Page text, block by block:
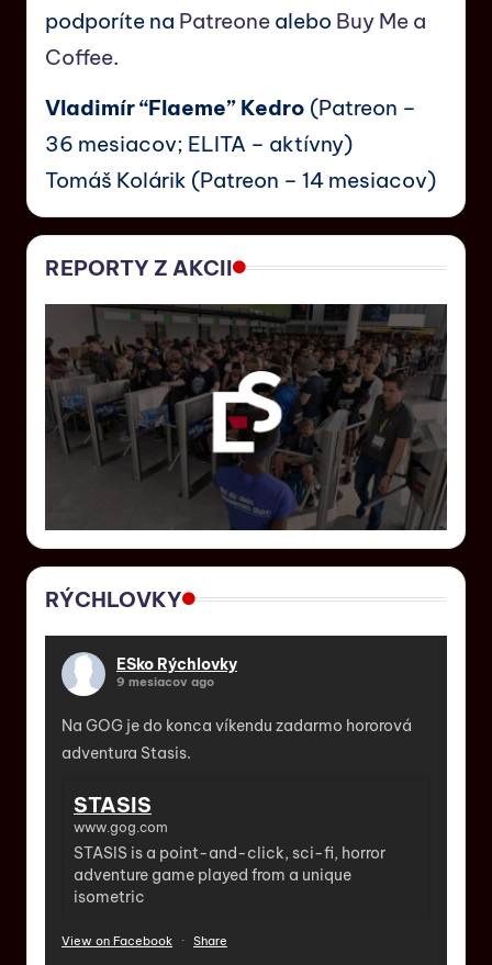
podporíte na Patreone alebo Buy Me a
Coffee.
Vladimír “Flaeme” Kedro (Patreon –
36 mesiacov; ELITA – aktívny)
Tomáš Kolárik (Patreon – 14 mesiacov)
REPORTY Z AKCII
RÝCHLOVKY
ESko Rýchlovky
9 mesiacov ago
Na GOG je do konca víkendu zadarmo hororová
adventura Stasis.
STASIS
www.gog.com
STASIS is a point-and-click, sci-fi, horror
adventure game played from a unique
isometric
View on Facebook · Share